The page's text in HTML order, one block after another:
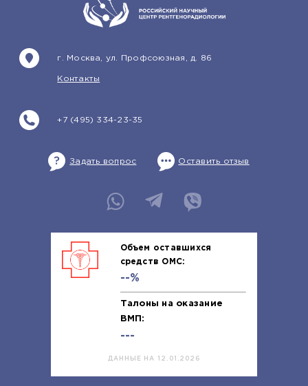
+7 (495) 334-23-35
г. Москва, ул. Профсоюзная, д. 86
Контакты
Задать вопрос Оставить отзыв
Объем оставшихся
средств ОМС:
--%
Талоны на оказание
ВМП:
---
ДАННЫЕ НА 12.01.2026